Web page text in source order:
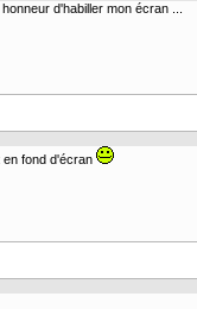
d'habiller mon écran ...
en fond d'écran